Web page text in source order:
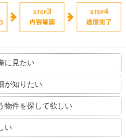
に見たい
が知りたい
物件を探して欲しい
い